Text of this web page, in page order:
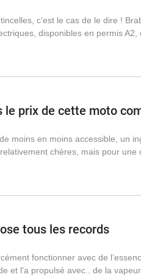
c’est le cas de le dire !
disponibles en permis
le prix de cette moto
moins en moins accessible, un
chères, mais pour une
tous les records
fonctionner avec de
et l'a propulsé avec.. de la vapeur